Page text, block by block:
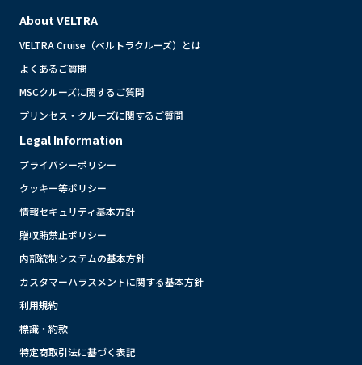
About VELTRA
VELTRA Cruise（ベルトラクルーズ）とは
よくあるご質問
MSCクルーズに関するご質問
プリンセス・クルーズに関するご質問
Legal Information
プライバシーポリシー
クッキー等ポリシー
情報セキュリティ基本方針
贈収賄禁止ポリシー
内部統制システムの基本方針
カスタマーハラスメントに関する基本方針
利用規約
標識・約款
特定商取引法に基づく表記